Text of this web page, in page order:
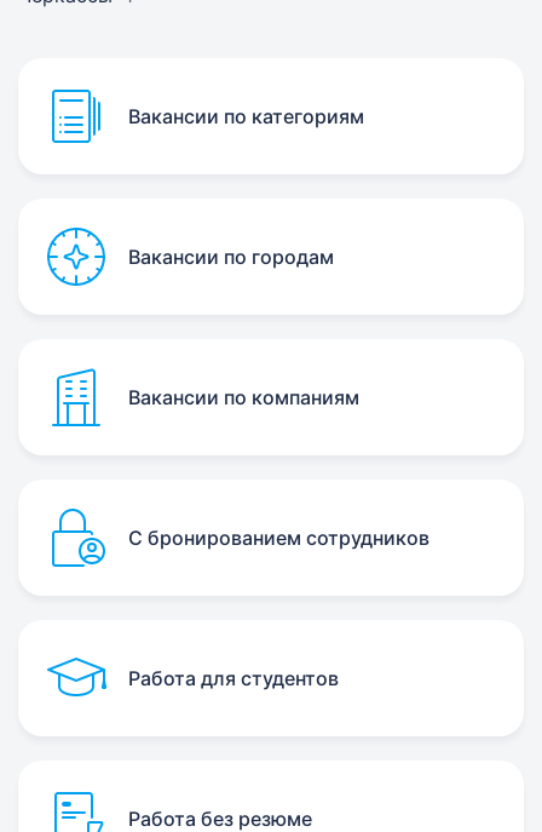
Вакансии по категориям
Вакансии по городам
Вакансии по компаниям
С бронированием сотрудников
Работа для студентов
Работа без резюме